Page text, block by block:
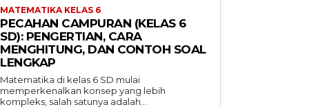
MATEMATIKA KELAS 6
PECAHAN CAMPURAN (KELAS 6
SD): PENGERTIAN, CARA
MENGHITUNG, DAN CONTOH SOAL
LENGKAP
Matematika di kelas 6 SD mulai
memperkenalkan konsep yang lebih
kompleks, salah satunya adalah...